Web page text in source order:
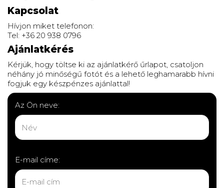
Kapcsolat
Hívjon miket telefonon:
Tel: +36 20 938 0796
Ajánlatkérés
Kérjük, hogy töltse ki az ajánlatkérő űrlapot, csatoljon
néhány jó minőségű fotót és a lehető leghamarabb hívni
fogjuk egy készpénzes ajánlattal!
Az Ön neve:
E-mail címe: